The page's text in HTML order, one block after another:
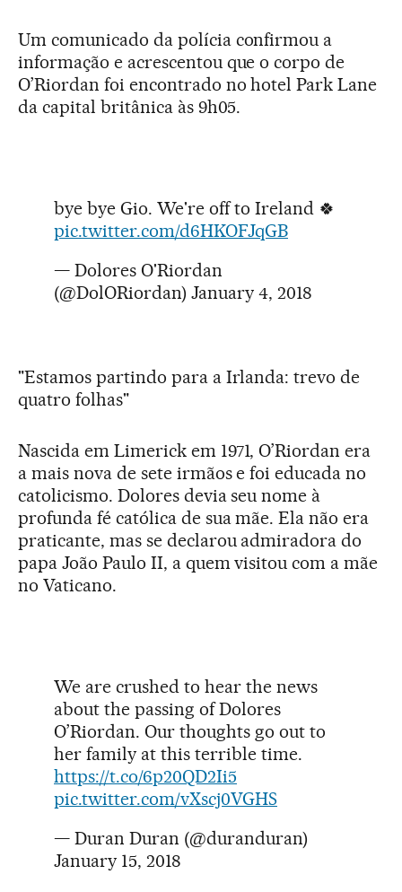
Um comunicado da polícia confirmou a
informação e acrescentou que o corpo de
O’Riordan foi encontrado no hotel Park Lane
da capital britânica às 9h05.
bye bye Gio. We're off to Ireland 🍀
pic.twitter.com/d6HKOFJqGB
— Dolores O'Riordan
(@DolORiordan) January 4, 2018
"Estamos partindo para a Irlanda: trevo de
quatro folhas"
Nascida em Limerick em 1971, O’Riordan era
a mais nova de sete irmãos e foi educada no
catolicismo. Dolores devia seu nome à
profunda fé católica de sua mãe. Ela não era
praticante, mas se declarou admiradora do
papa João Paulo II, a quem visitou com a mãe
no Vaticano.
We are crushed to hear the news
about the passing of Dolores
O’Riordan. Our thoughts go out to
her family at this terrible time.
https://t.co/6p20QD2Ii5
pic.twitter.com/vXscj0VGHS
— Duran Duran (@duranduran)
January 15, 2018